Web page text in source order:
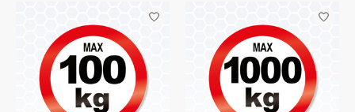
Items van productcarrousel